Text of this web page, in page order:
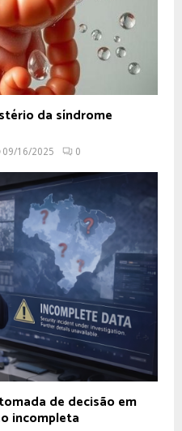
da síndrome
09/16/2025 0
de decisão em
incompleta